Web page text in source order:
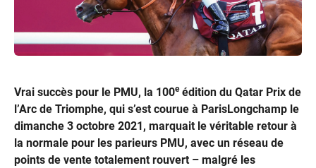
Vrai succès pour le PMU, la 100eédition du Qatar Prix de
l’Arc de Triomphe, qui s’est courue à ParisLongchamp le
dimanche 3 octobre 2021, marquait le véritable retour à
la normale pour les parieurs PMU, avec un réseau de
points de vente totalement rouvert – malgré les